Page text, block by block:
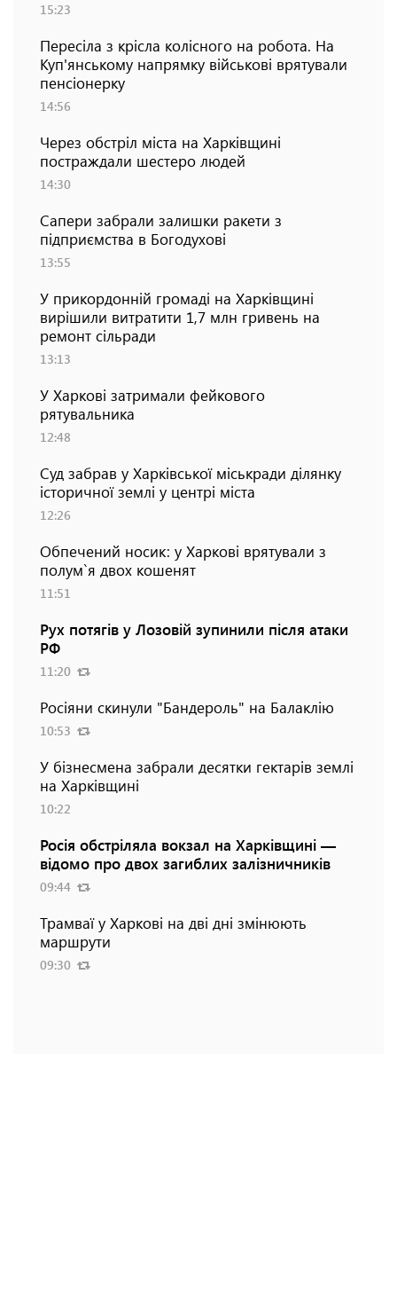
15:23
Пересіла з крісла колісного на робота. На
Куп'янському напрямку військові врятували
пенсіонерку
14:56
Через обстріл міста на Харківщині
постраждали шестеро людей
14:30
Сапери забрали залишки ракети з
підприємства в Богодухові
13:55
У прикордонній громаді на Харківщині
вирішили витратити 1,7 млн гривень на
ремонт сільради
13:13
У Харкові затримали фейкового
рятувальника
12:48
Суд забрав у Харківської міськради ділянку
історичної землі у центрі міста
12:26
Обпечений носик: у Харкові врятували з
полум`я двох кошенят
11:51
Рух потягів у Лозовій зупинили після атаки
РФ
11:20
Росіяни скинули "Бандероль" на Балаклію
10:53
У бізнесмена забрали десятки гектарів землі
на Харківщині
10:22
Росія обстріляла вокзал на Харківщині —
відомо про двох загиблих залізничників
09:44
Трамваї у Харкові на дві дні змінюють
маршрути
09:30